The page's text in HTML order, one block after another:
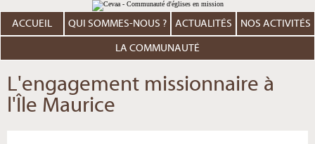
au
contenu.
Aller
personnels
ACCUEIL QUI SOMMES-NOUS ? ACTUALITÉS NOS ACTIVITÉS
LA COMMUNAUTÉ
L'engagement missionnaire à
l'Île Maurice